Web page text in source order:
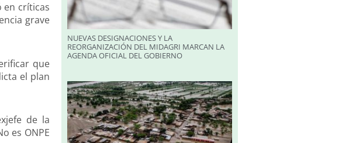
en críticas
grave
que
el plan
de la
es ONPE
NUEVAS DESIGNACIONES Y LA
REORGANIZACIÓN DEL MIDAGRI MARCAN LA
AGENDA OFICIAL DEL GOBIERNO